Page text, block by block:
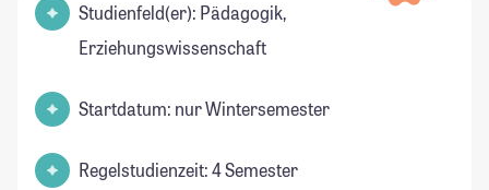
Studienfeld(er): Pädagogik,
Erziehungswissenschaft
Startdatum: nur Wintersemester
Regelstudienzeit: 4 Semester